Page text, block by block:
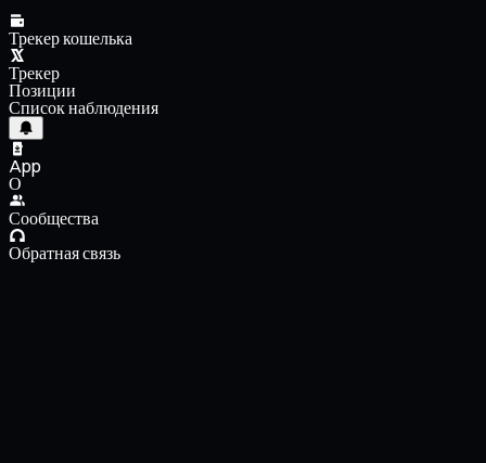
Трекер кошелька
Трекер
Позиции
Список наблюдения
App
О
Сообщества
Обратная связь